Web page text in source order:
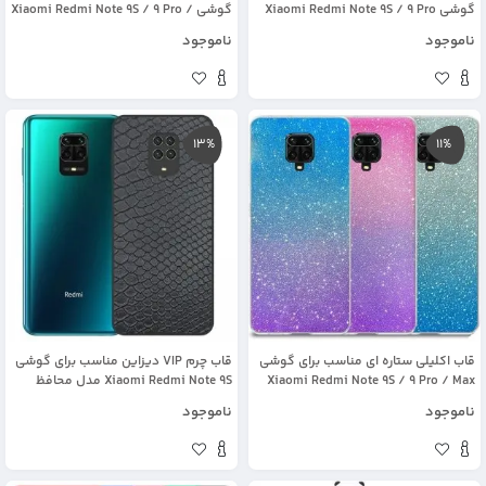
گوشی Xiaomi Redmi Note 9S / 9 Pro
به محافظ لنز یکدست با بدنه)
ناموجود
گوشی Xiaomi Redmi Note 9S / 9 Pro /
زنانه طرح یونیکورن و پلنگی کالباسی
Unicorn And Sweet Glass Case
ناموجود
11%
قاب اکلیلی ستاره ای مناسب برای گوشی
Xiaomi Redmi Note 9S / 9 Pro / Max
(رنگ ثابت)
ناموجود
13%
قاب چرم VIP دیزاین مناسب برای گوشی
Xiaomi Redmi Note 9S مدل محافظ
ناموجود